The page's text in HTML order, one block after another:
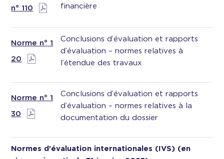
n° 110
financière
Norme n° 1
20
Conclusions d’évaluation et rapports
d’évaluation – normes relatives à
l’étendue des travaux
Norme n° 1
30
Conclusions d’évaluation et rapports
d’évaluation – normes relatives à la
documentation du dossier
Normes d’évaluation internationales (IVS) (en